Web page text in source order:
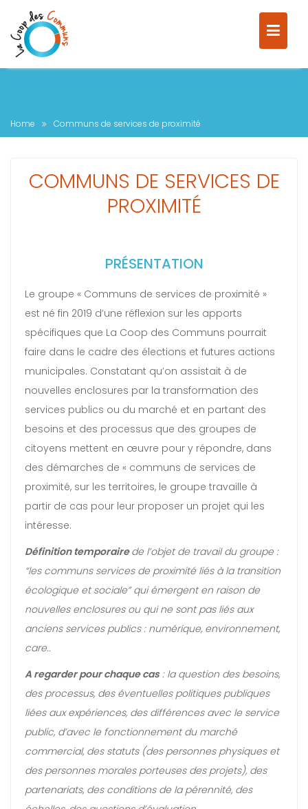
Home Communs de services de proximité
COMMUNS DE SERVICES DE
PROXIMITÉ
PRÉSENTATION
Le groupe « Communs de services de proximité »
est né fin 2019 d’une réflexion sur les apports
spécifiques que La Coop des Communs pourrait
faire dans le cadre des élections et futures actions
municipales. Constatant qu’on assistait à de
nouvelles enclosures par la transformation des
services publics ou du marché et en partant des
besoins et des processus que des groupes de
citoyens mettent en œuvre pour y répondre, dans
des démarches de « communs de services de
proximité, sur les territoires, le groupe travaille à
partir de cas pour leur proposer un projet qui les
intéresse.
Définition temporairede l’objet de travail du groupe :
“les communs services de proximité liés à la transition
écologique et sociale” qui émergent en raison de
nouvelles enclosures ou qui ne sont pas liés aux
anciens services publics : numérique, environnement,
care..
A regarder pour chaque cas: la question des besoins,
des processus, des éventuelles politiques publiques
liées aux expériences, des différences avec le service
public, d’avec le fonctionnement du marché
commercial, des statuts (des personnes physiques et
des personnes morales porteuses des projets), des
partenariats, des conditions de la pérennité, des